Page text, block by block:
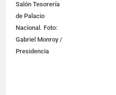
Salón Tesorería
de Palacio
Nacional. Foto:
Gabriel Monroy /
Presidencia